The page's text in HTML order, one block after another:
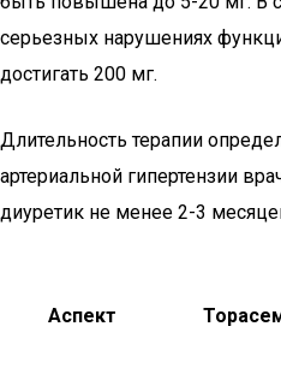
серьезных нарушениях
достигать 200 мг.
Длительность терапии
артериальной гипертензии
диуретик не менее 2-3
Аспект